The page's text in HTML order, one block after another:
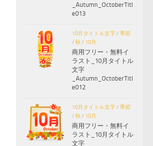
_Autumn_OctoberTitl
e013
10月タイトル文字/ 季節
/ 秋 / 10月
商用フリー・無料イ
ラスト_10月タイトル
文字
_Autumn_OctoberTitl
e012
10月タイトル文字/ 季節
/ 秋 / 10月
商用フリー・無料イ
ラスト_10月タイトル
文字